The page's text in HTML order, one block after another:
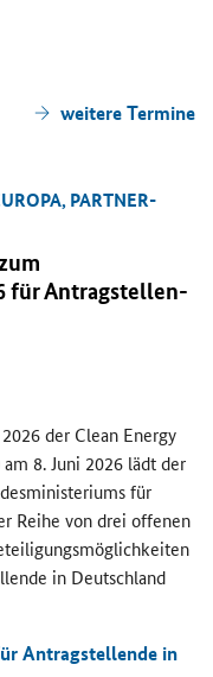
wei­te­re Ter­mi­ne
PART­NER­
für An­trag­stel­len­
2026 der Clean Energy
am 8. Juni 2026 lädt der
für
Reihe von drei of­fe­nen
in Deutsch­land
Antragstellende in